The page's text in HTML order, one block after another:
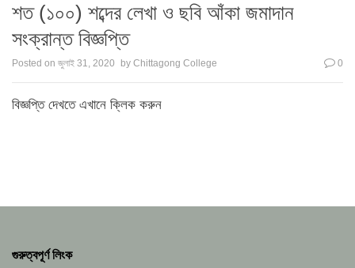
শত (১০০) শব্দের লেখা ও ছবি আঁকা জমাদান
সংক্রান্ত বিজ্ঞপ্তি
Posted on জুলাই 31, 2020 by Chittagong College 0
বিজ্ঞপ্তি দেখতে এখানে ক্লিক করুন
গুরুত্বপূর্ণ লিংক